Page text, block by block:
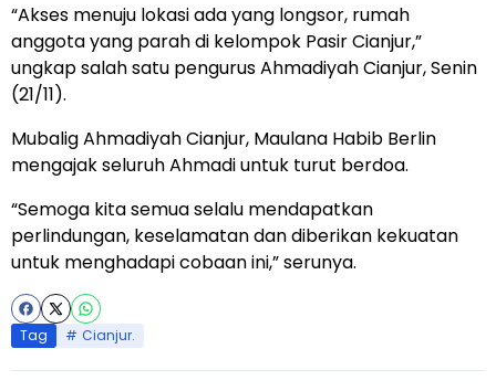
“Akses menuju lokasi ada yang longsor, rumah
anggota yang parah di kelompok Pasir Cianjur,”
ungkap salah satu pengurus Ahmadiyah Cianjur, Senin
(21/11).
Mubalig Ahmadiyah Cianjur, Maulana Habib Berlin
mengajak seluruh Ahmadi untuk turut berdoa.
“Semoga kita semua selalu mendapatkan
perlindungan, keselamatan dan diberikan kekuatan
untuk menghadapi cobaan ini,” serunya.
Tag Cianjur.